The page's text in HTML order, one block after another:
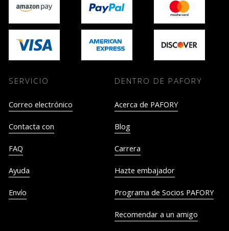
SERVICIO
Correo electrónico
Contacta con
FAQ
Ayuda
Envío
DENTRO DE PAFORY
Acerca de PAFORY
Blog
Carrera
Hazte embajador
Programa de Socios PAFORY
Recomendar a un amigo